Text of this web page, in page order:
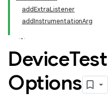
addExtraListener
addInstrumentationArg
DeviceTest
Options